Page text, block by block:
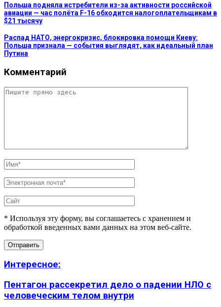
Польша подняла истребители из-за активности российской
авиации — час полёта F-16 обходится налогоплательщикам в
$21 тысячу
Распад НАТО, энергокризис, блокировка помощи Киеву:
Польша признала — события выглядят, как идеальный план
Путина
Комментарий
* Используя эту форму, вы соглашаетесь с хранением и
обработкой введенных вами данных на этом веб-сайте.
Интересное:
Пентагон рассекретил дело о падении НЛО с
человеческим телом внутри